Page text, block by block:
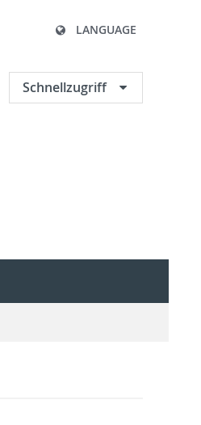
LANGUAGE
Schnellzugriff